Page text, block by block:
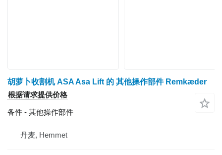
胡萝卜收割机 ASA Asa Lift 的 其他操作部件 Remkæder
根据请求提供价格
备件 - 其他操作部件
丹麦, Hemmet